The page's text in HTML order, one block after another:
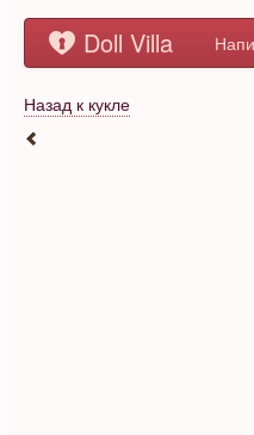
Doll Villa
Назад к кукле